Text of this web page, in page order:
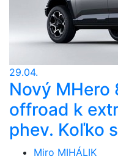
29.04.
Nový MHero
offroad k
phev. Koľko
Miro MIHÁLIK